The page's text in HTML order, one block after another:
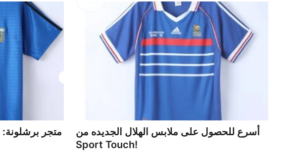
متجر برشلونة:
أسرع للحصول على ملابس الهلال الجديده من
Sport Touch!